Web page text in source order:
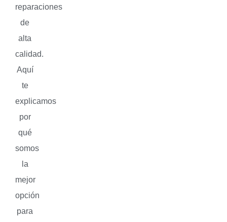
reparaciones
de
alta
calidad.
Aquí
te
explicamos
por
qué
somos
la
mejor
opción
para